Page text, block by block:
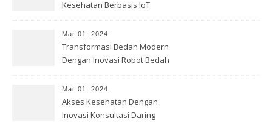
Kesehatan Berbasis IoT
Mar 01, 2024
Transformasi Bedah Modern
Dengan Inovasi Robot Bedah
Mar 01, 2024
Akses Kesehatan Dengan
Inovasi Konsultasi Daring